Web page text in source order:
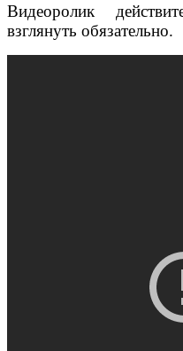
Видеоролик
взглянуть обязательно.